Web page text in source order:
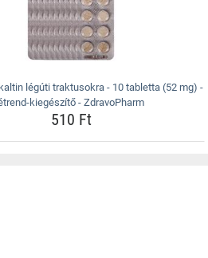
légúti traktusokra - 10 tabletta (52 mg) -
kiegészítő - ZdravoPharm
510 Ft